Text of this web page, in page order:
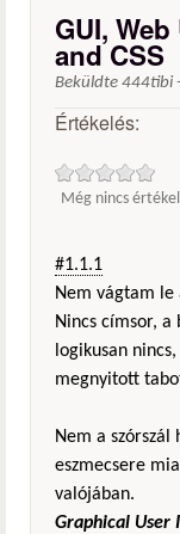
GUI,
and CSS
Beküldte 444tibi -
Értékelés:
Még nincs
#1.1.1
Nem vágtam
Nincs címsor, a
logikusan
megnyitott
Nem a
eszmecsere
valójában.
Graphical User